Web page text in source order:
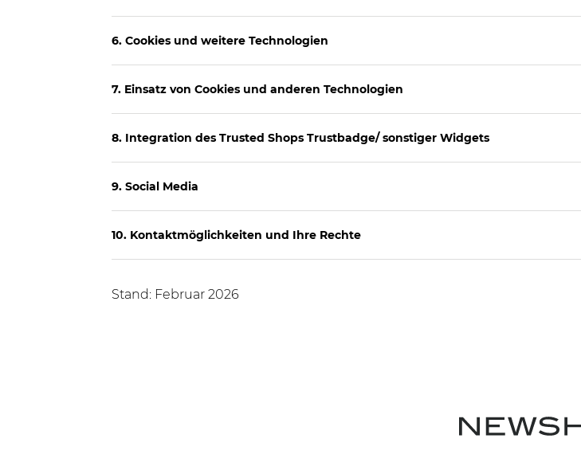
6. Cookies und weitere Technologien
7. Einsatz von Cookies und anderen Technologien
8. Integration des Trusted Shops Trustbadge/ sonstiger Widgets
9. Social Media
10. Kontaktmöglichkeiten und Ihre Rechte
Stand: Februar 2026